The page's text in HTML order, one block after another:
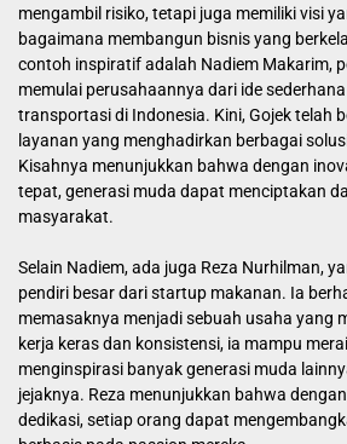
mengambil risiko, tetapi juga memiliki visi
bagaimana membangun bisnis yang
contoh inspiratif adalah Nadiem Makarim,
memulai perusahaannya dari ide
transportasi di Indonesia. Kini, Gojek telah
layanan yang menghadirkan berbagai
Kisahnya menunjukkan bahwa dengan
tepat, generasi muda dapat menciptakan
masyarakat.
Selain Nadiem, ada juga Reza Nurhilman,
pendiri besar dari startup makanan. Ia
memasaknya menjadi sebuah usaha yang
kerja keras dan konsistensi, ia mampu
menginspirasi banyak generasi muda
jejaknya. Reza menunjukkan bahwa
dedikasi, setiap orang dapat